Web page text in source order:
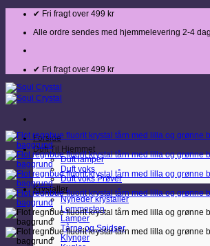
Fortsæt
indhold
✔ Fri fragt over 499 kr
Alle ordre sendes med hjemmelevering 2-4
✔ Fri fragt over 499 kr
Forside
Duft Til Hjemmet
Duft lamper
Duft voks
Duft voks Prøver
Krystaller
Nyheder krystaller
Lommesten
Lamper
Tårne og Spidser
Klynger